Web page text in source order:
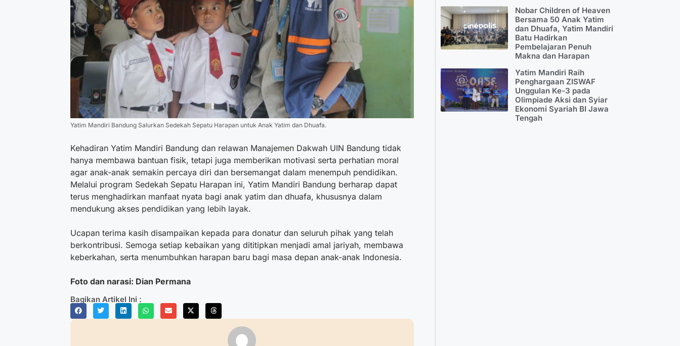
Yatim Mandiri Bandung Salurkan Sedekah Sepatu Harapan untuk Anak Yatim dan Dhuafa.
Kehadiran Yatim Mandiri Bandung dan relawan Manajemen Dakwah UIN Bandung tidak
hanya membawa bantuan fisik, tetapi juga memberikan motivasi serta perhatian moral
agar anak-anak semakin percaya diri dan bersemangat dalam menempuh pendidikan.
Melalui program Sedekah Sepatu Harapan ini, Yatim Mandiri Bandung berharap dapat
terus menghadirkan manfaat nyata bagi anak yatim dan dhuafa, khususnya dalam
mendukung akses pendidikan yang lebih layak.
Ucapan terima kasih disampaikan kepada para donatur dan seluruh pihak yang telah
berkontribusi. Semoga setiap kebaikan yang dititipkan menjadi amal jariyah, membawa
keberkahan, serta menumbuhkan harapan baru bagi masa depan anak-anak Indonesia.
Foto dan narasi: Dian Permana
Bagikan Artikel Ini :
Nobar Children of Heaven
Bersama 50 Anak Yatim
dan Dhuafa, Yatim Mandiri
Batu Hadirkan
Pembelajaran Penuh
Makna dan Harapan
Yatim Mandiri Raih
Penghargaan ZISWAF
Unggulan Ke-3 pada
Olimpiade Aksi dan Syiar
Ekonomi Syariah BI Jawa
Tengah